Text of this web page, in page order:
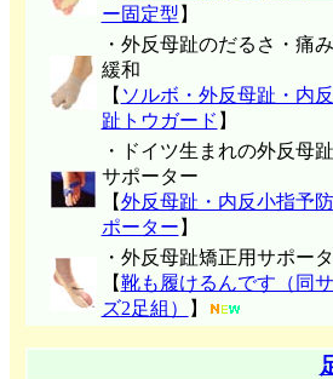
ー固定型 】
・外反母趾のだるさ・痛
緩和
【 ソルボ・外反母趾・内
趾トウガード 】
・ドイツ生まれの外反母
サポーター
【外反母趾・内反小指予
ポーター 】
・外反母趾矯正用サポー
【靴も履けるんです（同
ズ2足組）
】